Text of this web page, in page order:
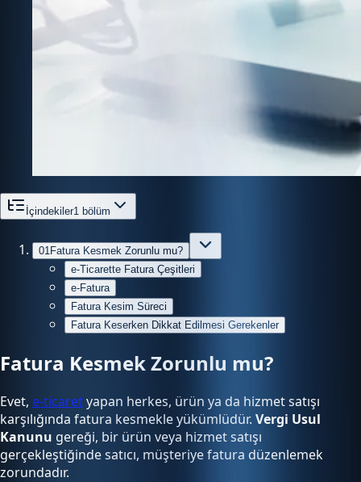
İçindekiler1 bölüm
01 Fatura Kesmek Zorunlu mu?
e-Ticarette Fatura Çeşitleri
e-Fatura
Fatura Kesim Süreci
Fatura Keserken Dikkat Edilmesi Gerekenler
Fatura Kesmek Zorunlu mu?
Evet, e-ticaretyapan herkes, ürün ya da hizmet satışı
karşılığında fatura kesmekle yükümlüdür. Vergi Usul
Kanunu gereği, bir ürün veya hizmet satışı
gerçekleştiğinde satıcı, müşteriye fatura düzenlemek
zorundadır.